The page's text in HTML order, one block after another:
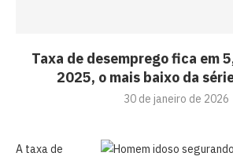
Taxa de desemprego fica em
2025, o mais baixo da
30 de janeiro de 2026
A taxa de